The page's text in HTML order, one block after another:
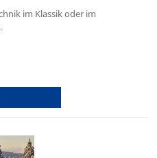
im Klassik oder im